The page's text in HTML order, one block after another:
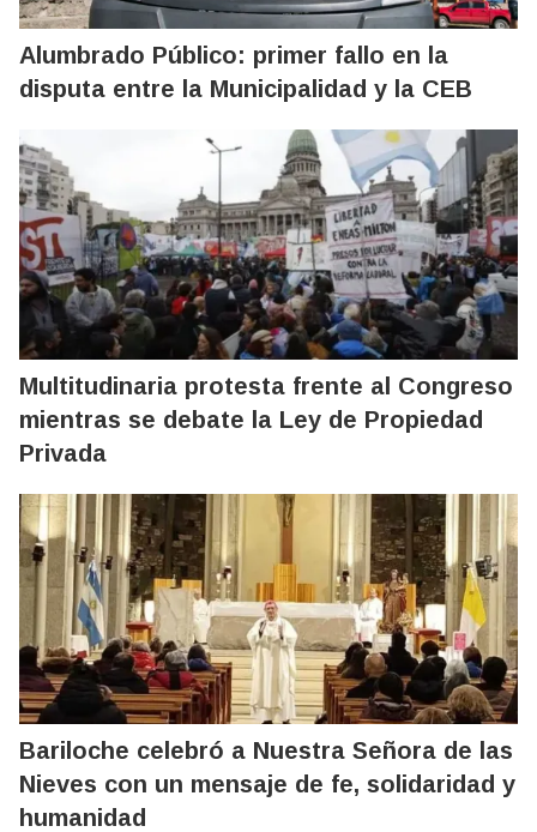
Alumbrado Público: primer fallo en la
disputa entre la Municipalidad y la CEB
Multitudinaria protesta frente al Congreso
mientras se debate la Ley de Propiedad
Privada
Bariloche celebró a Nuestra Señora de las
Nieves con un mensaje de fe, solidaridad y
humanidad